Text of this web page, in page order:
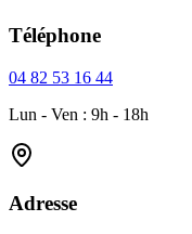
Téléphone
04 82 53 16 44
Lun - Ven : 9h - 18h
Adresse